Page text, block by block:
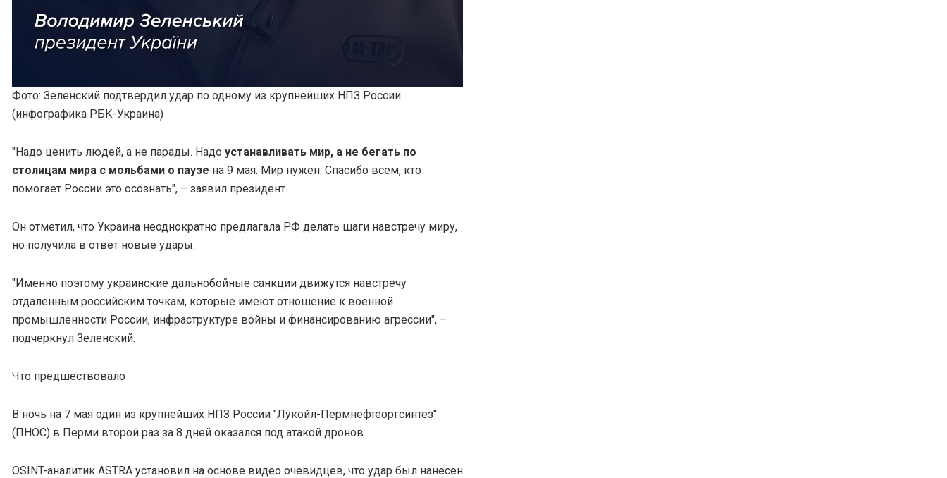
Фото: Зеленский подтвердил удар по одному из крупнейших НПЗ России
(инфографика РБК-Украина)
"Надо ценить людей, а не парады. Надо устанавливать мир, а не бегать по
столицам мира с мольбами о паузе на 9 мая. Мир нужен. Спасибо всем, кто
помогает России это осознать", – заявил президент.
Он отметил, что Украина неоднократно предлагала РФ делать шаги навстречу миру,
но получила в ответ новые удары.
"Именно поэтому украинские дальнобойные санкции движутся навстречу
отдаленным российским точкам, которые имеют отношение к военной
промышленности России, инфраструктуре войны и финансированию агрессии", –
подчеркнул Зеленский.
Что предшествовало
В ночь на 7 мая один из крупнейших НПЗ России "Лукойл-Пермнефтеоргсинтез"
(ПНОС) в Перми второй раз за 8 дней оказался под атакой дронов.
OSINT-аналитик ASTRA установил на основе видео очевидцев, что удар был нанесен